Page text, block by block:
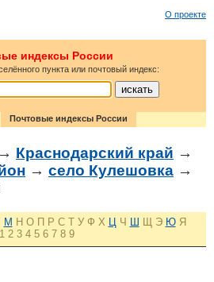
О проекте
индексы России
пункта или почтовый индекс:
Почтовые индексы России
→ Краснодарский край →
→ село Кулешовка →
М Н О П Р С Т У Ф Х Ц Ч Ш Щ Э Ю Я
1 2 3 4 5 6 7 8 9